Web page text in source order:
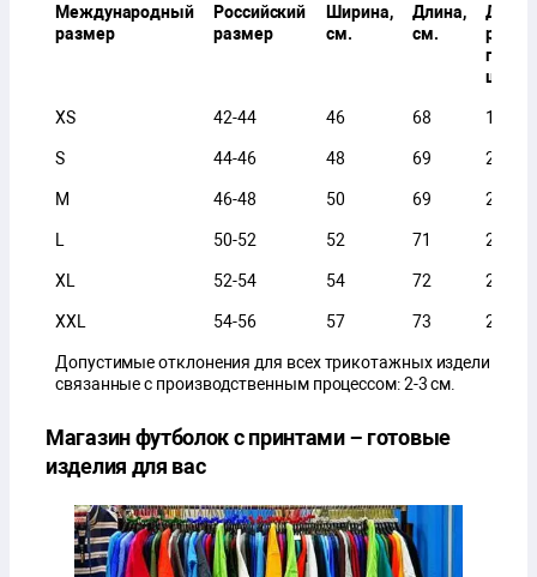
Международный
размер
Российский
размер
Ширина,
см.
Длина,
см.
Длина
шва,
XS 42-44 46 68 18
S 44-46 48 69 20
M 46-48 50 69 20
50-52 52 71 21
XL 52-54 54 72 21
XXL 54-56 57 73 21
Допустимые отклонения для всех трикотажных изделий,
связанные с производственным процессом: 2-3 см.
Магазин футболок с принтами − готовые
изделия для вас